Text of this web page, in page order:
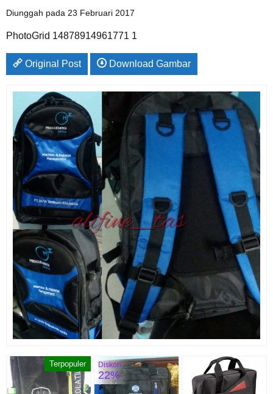
Diunggah pada 23 Februari 2017
PhotoGrid 14878914961771 1
Original Post Download Gambar
Terpopuler Diskon
22%